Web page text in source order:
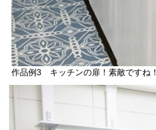
作品例3 キッチンの扉！素敵ですね！